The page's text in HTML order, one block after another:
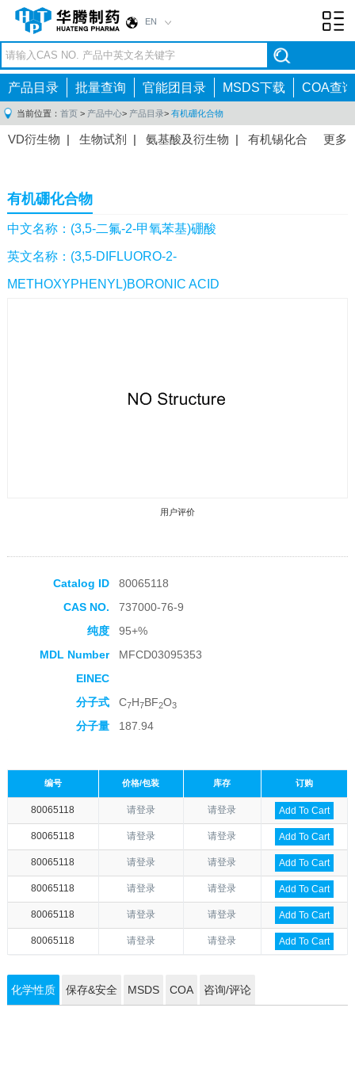
EN
产品目录 批量查询 官能团目录 MSDS下载 COA查询
当前位置： 首页 > 产品中心> 产品目录> 有机硼化合物
更多
VD衍生物 | 生物试剂 | 氨基酸及衍生物 | 有机锡化合
间体|抗高血压药物中间体
感染药物中间体|
体 |抗精神病药物中间体 | 抗炎药物中间体
药中间体|其他原料药中间体|
有机硼化合物
中文名称：(3,5-二氟-2-甲氧苯基)硼酸
英文名称：(3,5-DIFLUORO-2-
METHOXYPHENYL)BORONIC ACID
用户评价
Catalog ID
80065118
CAS NO.
737000-76-9
纯度
95+%
MDL Number
MFCD03095353
EINEC
分子式
C7H7BF2O3
分子量 187.94
编号 价格/包装 库存 订购
80065118 请登录 请登录 Add To Cart
80065118 请登录 请登录 Add To Cart
80065118 请登录 请登录 Add To Cart
80065118 请登录 请登录 Add To Cart
80065118 请登录 请登录 Add To Cart
80065118 请登录 请登录 Add To Cart
化学性质 保存&安全 MSDS COA 咨询/评论